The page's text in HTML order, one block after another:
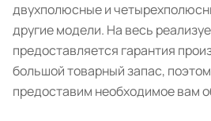
двухполюсные и
другие модели. На весь
предоставляется гарантия
большой товарный запас,
предоставим необходимое вам